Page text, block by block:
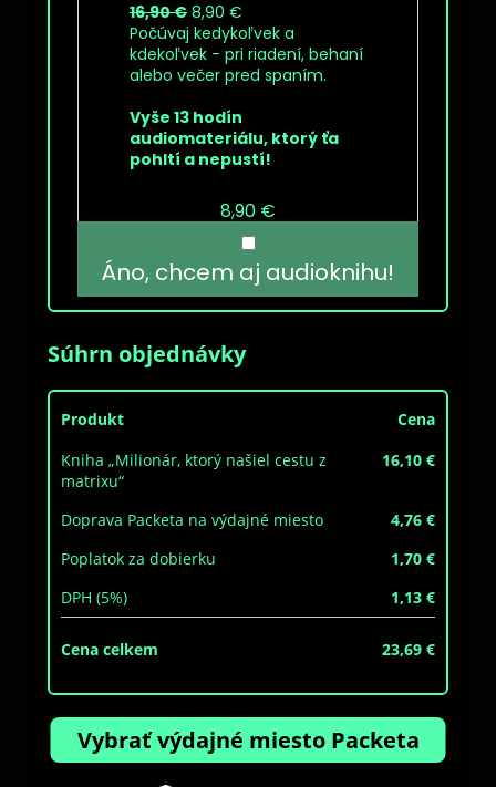
16,90 € 8,90 €
Počúvaj kedykoľvek a
kdekoľvek - pri riadení, behaní
alebo večer pred spaním.
Vyše 13 hodín
audiomateriálu, ktorý ťa
pohltí a nepustí!
8,90 €
Áno, chcem aj audioknihu!
Súhrn objednávky
Produkt
Cena
Kniha „Milionár, ktorý našiel cestu z
matrixu“
16,10 €
Doprava Packeta na výdajné miesto
4,76 €
Poplatok za dobierku
1,70 €
DPH (5%)
1,13 €
Cena celkem 23,69 €
Vybrať výdajné miesto Packeta